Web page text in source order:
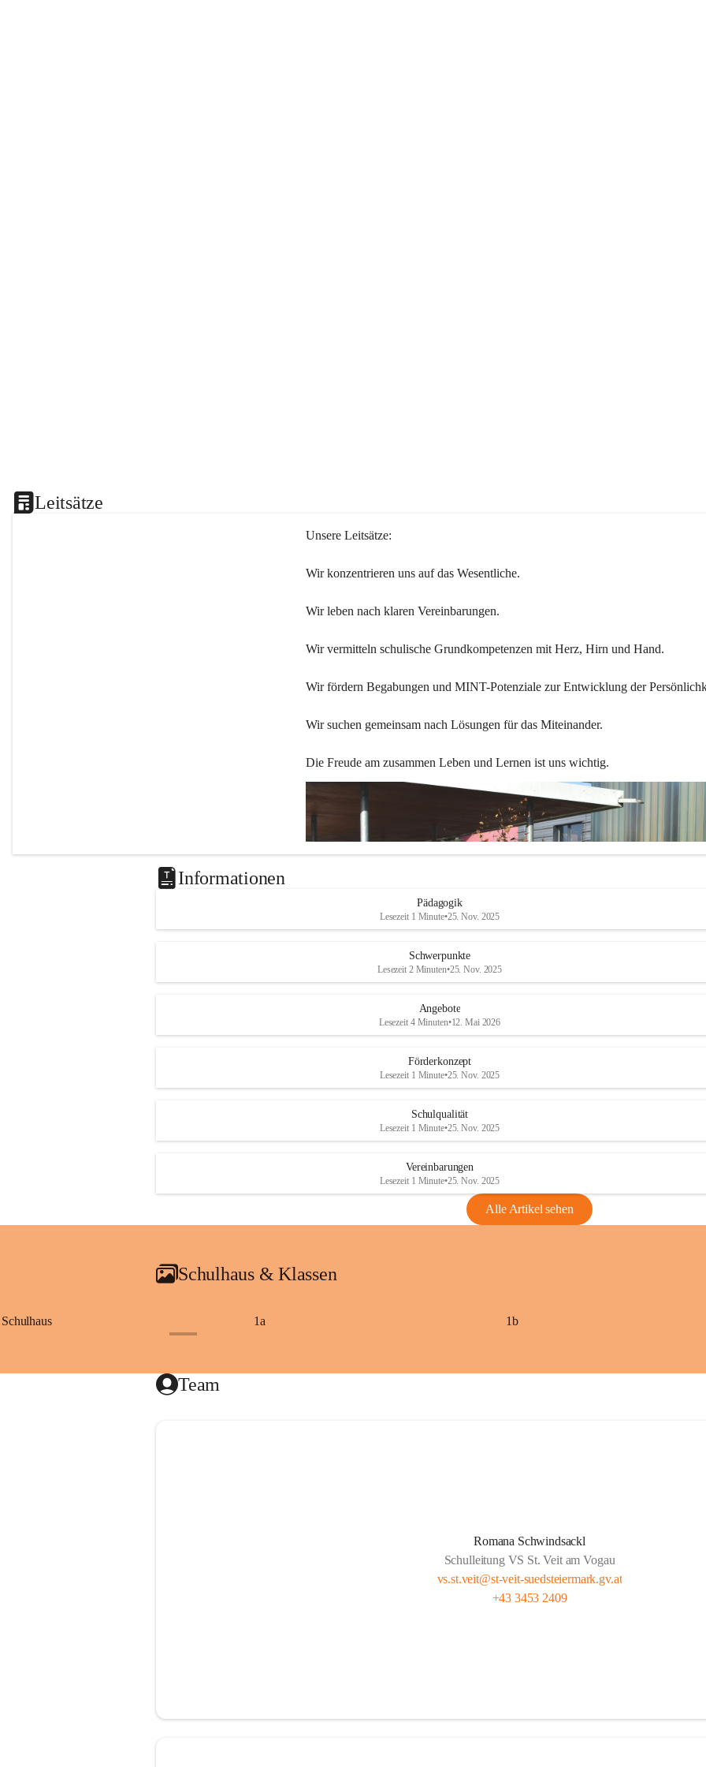
Leitsätze
Unsere Leitsätze:
Wir konzentrieren uns auf das Wesentliche.
Wir leben nach klaren Vereinbarungen.
Wir vermitteln schulische Grundkompetenzen mit Herz, Hirn und Hand.
Wir fördern Begabungen und MINT-Potenziale zur Entwicklung der
Wir suchen gemeinsam nach Lösungen für das Miteinander.
Die Freude am zusammen Leben und Lernen ist uns wichtig.
Informationen
Pädagogik
Lesezeit 1 Minute•25. Nov. 2025
Schwerpunkte
Lesezeit 2 Minuten•25. Nov. 2025
Angebote
Lesezeit 4 Minuten•12. Mai 2026
Förderkonzept
Lesezeit 1 Minute•25. Nov. 2025
Schulqualität
Lesezeit 1 Minute•25. Nov. 2025
Vereinbarungen
Lesezeit 1 Minute•25. Nov. 2025
Alle Artikel sehen
Schulhaus & Klassen
Schulhaus 1a 1b
Team
Romana Schwindsackl
Schulleitung VS St. Veit am Vogau
vs.st.veit@st-veit-suedsteiermark.gv.at
+43 3453 2409